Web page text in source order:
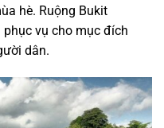
hè. Ruộng Bukit
vụ cho mục đích
dân.